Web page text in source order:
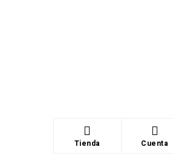
Tienda Cuenta